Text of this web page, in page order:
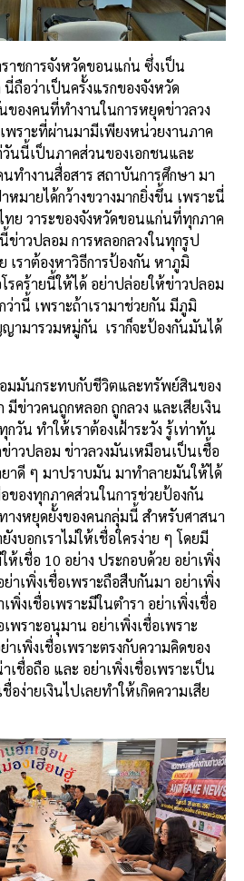
าชการจังหวัดขอนแก่น ซึ่งเป็น
ถือว่าเป็นครั้งแรกของจังหวัด
องคนที่ทำงานในการหยุดข่าวลวง
ราะที่ผ่านมามีเพียงหน่วยงานภาค
นนี้เป็นภาคส่วนของเอกชนและ
ทำงานสื่อสาร สถาบันการศึกษา มา
หมายได้กว้างขวางมากยิ่งขึ้น เพราะนี่
ทย วาระของจังหวัดขอนแก่นที่ทุกภาค
ข่าวปลอม การหลอกลวงในทุกรูป
เราต้องหาวิธีการป้องกัน หาภูมิ
คร้ายนี้ให้ได้ อย่าปล่อยให้ข่าวปลอม
านี้ เพราะถ้าเรามาช่วยกัน มีภูมิ
ามารวมหมู่กัน เราก็จะป้องกันมันได้
มมันกระทบกับชีวิตและทรัพย์สินของ
ข่าวคนถูกหลอก ถูกลวง และเสียเงิน
กวัน ทำให้เราต้องเฝ้าระวัง รู้เท่าทัน
าวปลอม ข่าวลวงมันเหมือนเป็นเชื้อ
าดี ๆ มาปราบมัน มาทำลายมันให้ได้
ของทุกภาคส่วนในการช่วยป้องกัน
างหยุดยั้งของคนกลุ่มนี้ สำหรับศาสนา
บอกเราไม่ให้เชื่อใครง่าย ๆ โดยมี
เชื่อ 10 อย่าง ประกอบด้วย อย่าเพิ่ง
าเพิ่งเชื่อเพราะถือสืบกันมา อย่าเพิ่ง
พิ่งเชื่อเพราะมีในตำรา อย่าเพิ่งเชื่อ
เพราะอนุมาน อย่าเพิ่งเชื่อเพราะ
เพิ่งเชื่อเพราะตรงกับความคิดของ
เชื่อถือ และ อย่าเพิ่งเชื่อเพราะเป็น
ง่ายเงินไปเลยทำให้เกิดความเสีย